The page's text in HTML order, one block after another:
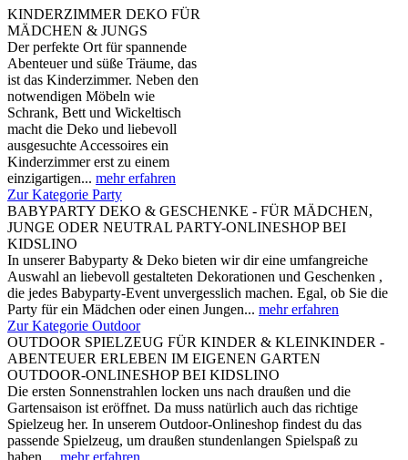
KINDERZIMMER DEKO FÜR
MÄDCHEN & JUNGS
Der perfekte Ort für spannende
Abenteuer und süße Träume, das
ist das Kinderzimmer. Neben den
notwendigen Möbeln wie
Schrank, Bett und Wickeltisch
macht die Deko und liebevoll
ausgesuchte Accessoires ein
Kinderzimmer erst zu einem
einzigartigen... mehr erfahren
Zur Kategorie Party
BABYPARTY DEKO & GESCHENKE - FÜR MÄDCHEN,
JUNGE ODER NEUTRAL PARTY-ONLINESHOP BEI
KIDSLINO
In unserer Babyparty & Deko bieten wir dir eine umfangreiche
Auswahl an liebevoll gestalteten Dekorationen und Geschenken ,
die jedes Babyparty-Event unvergesslich machen. Egal, ob Sie die
Party für ein Mädchen oder einen Jungen... mehr erfahren
Zur Kategorie Outdoor
OUTDOOR SPIELZEUG FÜR KINDER & KLEINKINDER -
ABENTEUER ERLEBEN IM EIGENEN GARTEN
OUTDOOR-ONLINESHOP BEI KIDSLINO
Die ersten Sonnenstrahlen locken uns nach draußen und die
Gartensaison ist eröffnet. Da muss natürlich auch das richtige
Spielzeug her. In unserem Outdoor-Onlineshop findest du das
passende Spielzeug, um draußen stundenlangen Spielspaß zu
haben.... mehr erfahren